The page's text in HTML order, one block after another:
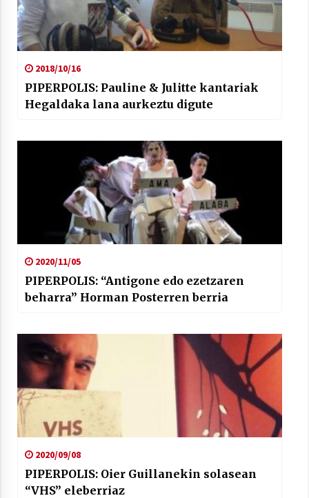
2018/10/16
PIPERPOLIS: Pauline & Julitte kantariak
Hegaldaka lana aurkeztu digute
2020/11/05
PIPERPOLIS: “Antigone edo ezetzaren
beharra” Horman Posterren berria
2020/09/08
PIPERPOLIS: Oier Guillanekin solasean
“VHS” eleberriaz